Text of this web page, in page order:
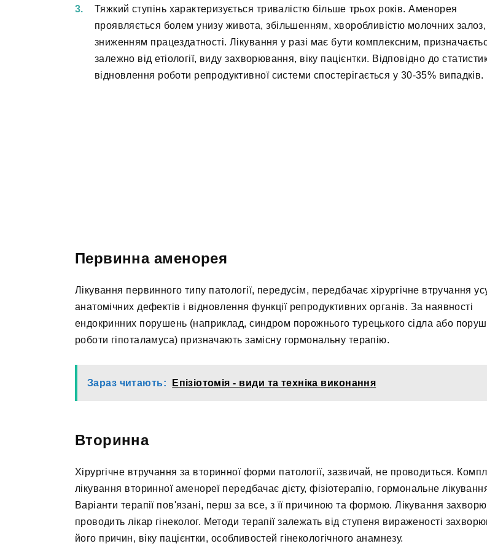
Тяжкий ступінь характеризується тривалістю більше трьох років. Аменорея
проявляється болем унизу живота, збільшенням, хворобливістю молочних залоз,
зниженням працездатності. Лікування у разі має бути комплексним,
залежно від етіології, виду захворювання, віку пацієнтки. Відповідно до
відновлення роботи репродуктивної системи спостерігається у 30-35% випадків.
Первинна аменорея
Лікування первинного типу патології, передусім, передбачає хірургічне втручання
анатомічних дефектів і відновлення функції репродуктивних органів. За наявності
ендокринних порушень (наприклад, синдром порожнього турецького сідла або
роботи гіпоталамуса) призначають замісну гормональну терапію.
Зараз читають: Епізіотомія - види та техніка виконання
Вторинна
Хірургічне втручання за вторинної форми патології, зазвичай, не проводиться.
лікування вторинної аменореї передбачає дієту, фізіотерапію, гормональне
Варіанти терапії пов'язані, перш за все, з її причиною та формою. Лікування
проводить лікар гінеколог. Методи терапії залежать від ступеня вираженості
його причин, віку пацієнтки, особливостей гінекологічного анамнезу.